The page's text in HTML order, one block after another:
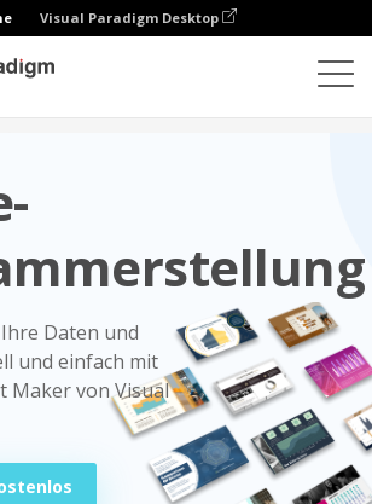
Visual Paradigm Desktop
Daten und
und einfach mit
Maker von Visual